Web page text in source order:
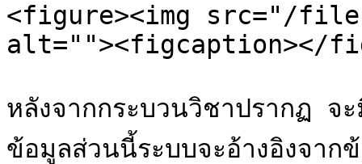
<figure><img src="/files/
alt=""><figcaption></
หลังจากกระบวนวิชาปรากฏ จ
ข้อมูลส่วนนี้ระบบจะอ้างอิงจาก